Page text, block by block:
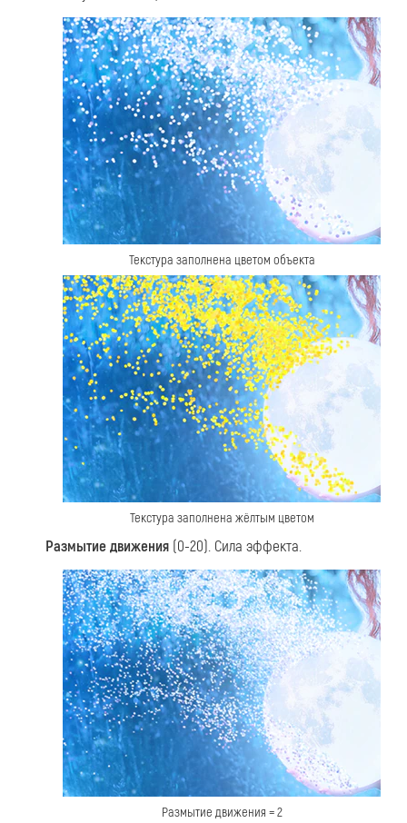
Текстура заполнена цветом объекта
Текстура заполнена жёлтым цветом
Размытие движения (0-20). Сила эффекта.
Размытие движения = 2